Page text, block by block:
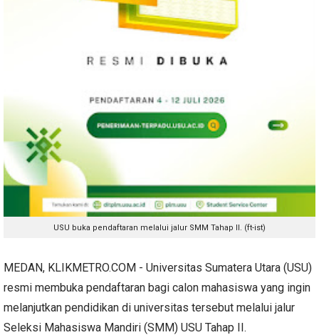
USU buka pendaftaran melalui jalur SMM Tahap II. (ft-ist)
MEDAN, KLIKMETRO.COM - Universitas Sumatera Utara (USU)
resmi membuka pendaftaran bagi calon mahasiswa yang ingin
melanjutkan pendidikan di universitas tersebut melalui jalur
Seleksi Mahasiswa Mandiri (SMM) USU Tahap II.